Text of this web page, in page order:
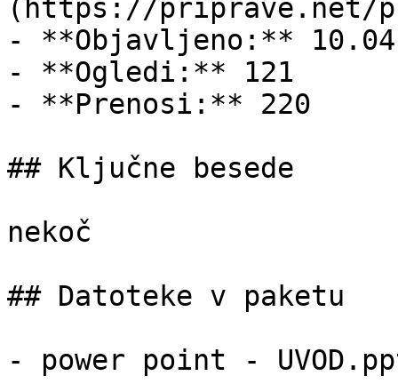
(https://priprave.net/
- **Objavljeno:**
- **Ogledi:** 121
- **Prenosi:** 220
## Ključne besede
nekoč
## Datoteke v paketu
- power point -